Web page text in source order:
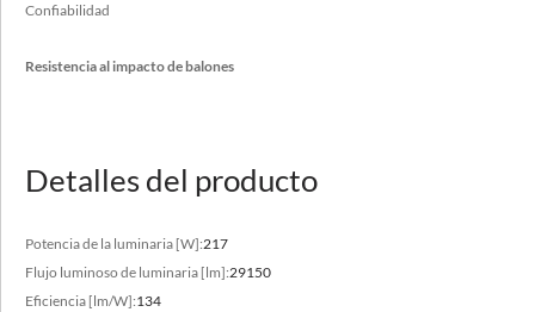
Confiabilidad
Resistencia al impacto de balones
Detalles del producto
Potencia de la luminaria [W]:217
Flujo luminoso de luminaria [lm]:29150
Eficiencia [lm/W]:134
almacenes, centros logísticos, entechados, instalaciones
Rango de flujo luminoso
27100 - 30950 [lm]